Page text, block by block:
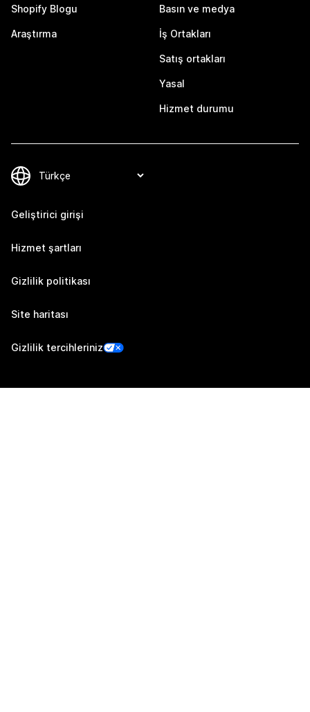
Shopify Blogu
Araştırma
Basın ve medya
İş Ortakları
Satış ortakları
Yasal
Hizmet durumu
Geliştirici girişi
Hizmet şartları
Gizlilik politikası
Site haritası
Gizlilik tercihleriniz